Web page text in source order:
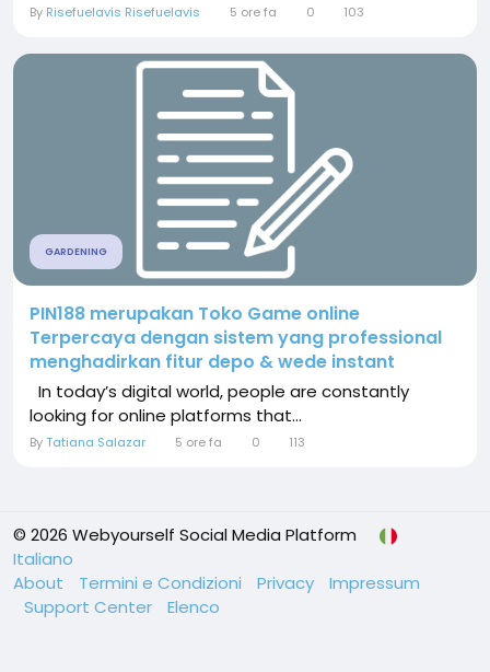
By Risefuelavis Risefuelavis 5 ore fa 0 103
GARDENING
PIN188 merupakan Toko Game online
Terpercaya dengan sistem yang professional
menghadirkan fitur depo & wede instant
In today’s digital world, people are constantly
looking for online platforms that...
ByTatiana Salazar 5 ore fa 0 113
© 2026 Webyourself Social Media Platform
Italiano
About
Termini e Condizioni Privacy
Impressum
Support Center
Elenco